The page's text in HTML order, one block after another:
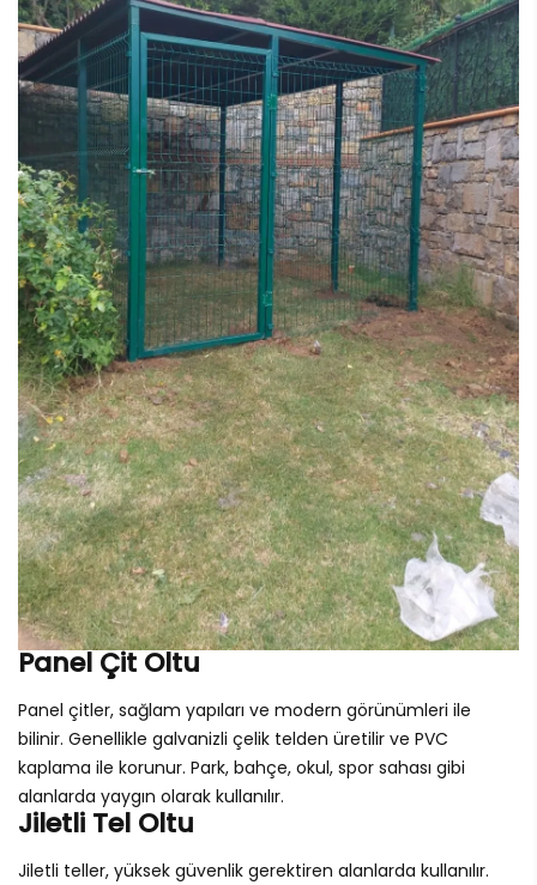
Panel Çit Oltu
Panel çitler, sağlam yapıları ve modern görünümleri ile
bilinir. Genellikle galvanizli çelik telden üretilir ve PVC
kaplama ile korunur. Park, bahçe, okul, spor sahası gibi
alanlarda yaygın olarak kullanılır.
Jiletli Tel Oltu
Jiletli teller, yüksek güvenlik gerektiren alanlarda kullanılır.